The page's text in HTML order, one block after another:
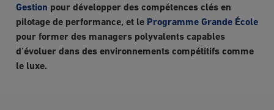
Gestion pour développer des compétences clés en
pilotage de performance, et le Programme Grande École
pour former des managers polyvalents capables
d’évoluer dans des environnements compétitifs comme
le luxe.